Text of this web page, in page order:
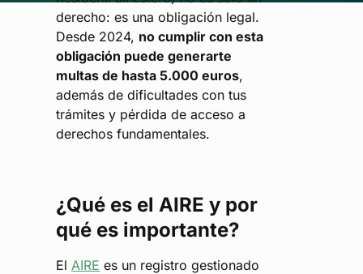
derecho: es una obligación legal.
Desde 2024, no cumplir con esta
obligación puede generarte
multas de hasta 5.000 euros,
además de dificultades con tus
trámites y pérdida de acceso a
derechos fundamentales.
¿Qué es el AIRE y por
qué es importante?
ElAIRE es un registro gestionado